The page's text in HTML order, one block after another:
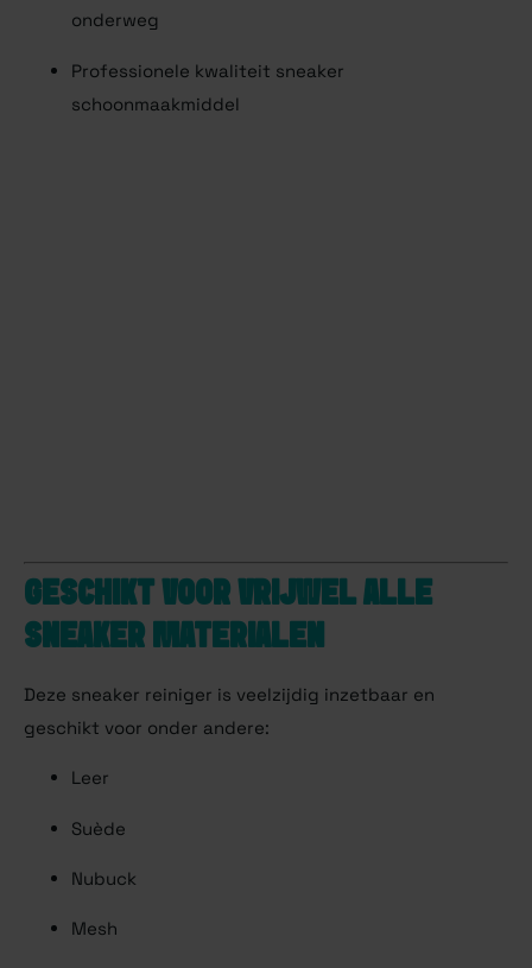
onderweg
Professionele kwaliteit sneaker
schoonmaakmiddel
GESCHIKT VOOR VRIJWEL ALLE
SNEAKER MATERIALEN
Deze sneaker reiniger is veelzijdig inzetbaar en
geschikt voor onder andere:
Leer
Suède
Nubuck
Mesh